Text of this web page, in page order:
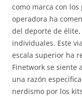
como marca con
operadora ha
del deporte de
individuales. Este
escala superior ha
Finetwork se siente
una razón
nerdismo por los